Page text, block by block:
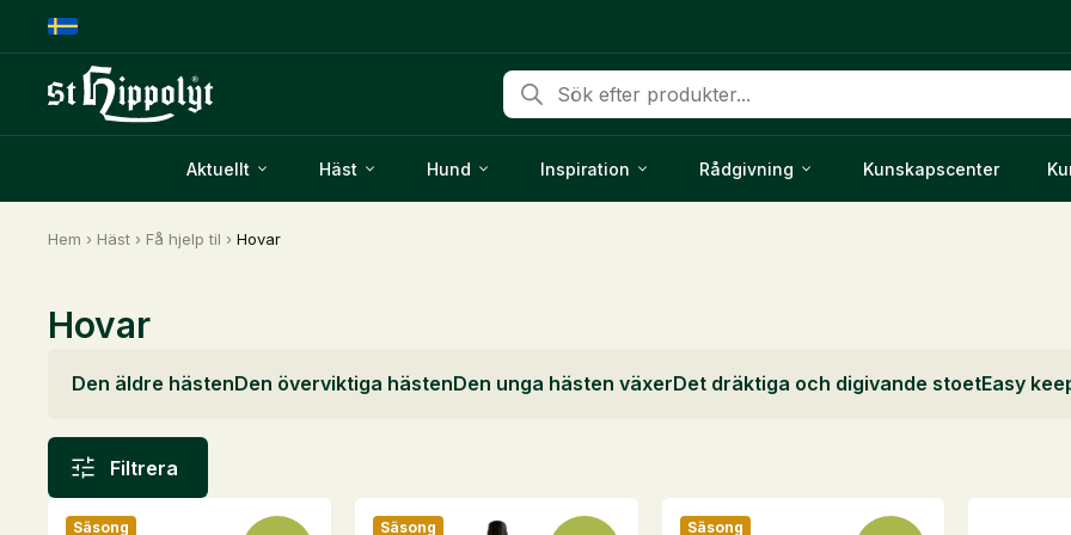
Produktsökning
Aktuellt Häst Hund Inspiration Rådgivning Kunskapscenter
Hem › Häst › Få hjelp til › Hovar
Hovar
Den äldre hästenDen överviktiga hästenDen unga hästen växerDet dräktiga och digivande stoetEasy
Filtrera
Säsong Säsong Säsong